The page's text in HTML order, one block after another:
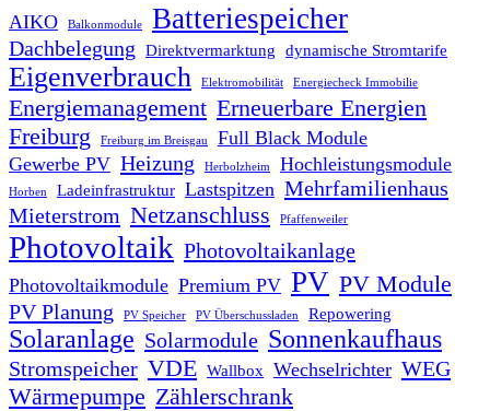
AIKO Balkonmodule Batteriespeicher
Dachbelegung Direktvermarktung dynamische Stromtarife
Eigenverbrauch Elektromobilität Energiecheck Immobilie
Energiemanagement Erneuerbare Energien
Freiburg
Freiburg im Breisgau
Full Black Module
Gewerbe PV Heizung Herbolzheim Hochleistungsmodule
Horben Ladeinfrastruktur Lastspitzen Mehrfamilienhaus
Mieterstrom Netzanschluss Pfaffenweiler
Photovoltaik Photovoltaikanlage
Photovoltaikmodule Premium PV PV PV Module
PV Planung PV Speicher PV Überschussladen Repowering
Solaranlage Solarmodule Sonnenkaufhaus
Stromspeicher VDE Wallbox Wechselrichter WEG
Wärmepumpe Zählerschrank